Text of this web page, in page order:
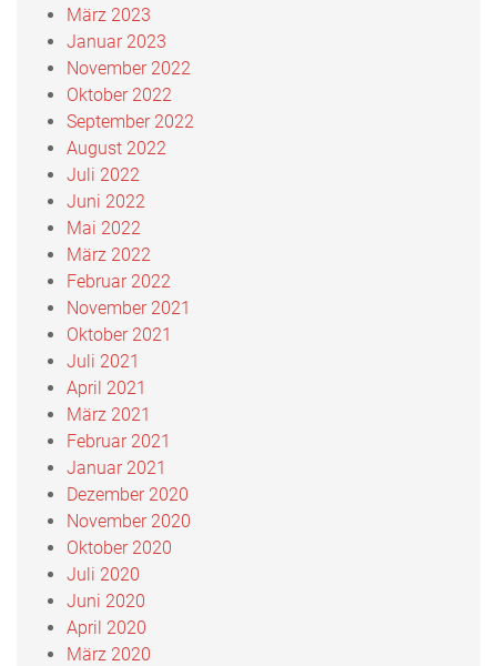
März 2023
Januar 2023
November 2022
Oktober 2022
September 2022
August 2022
Juli 2022
Juni 2022
Mai 2022
März 2022
Februar 2022
November 2021
Oktober 2021
Juli 2021
April 2021
März 2021
Februar 2021
Januar 2021
Dezember 2020
November 2020
Oktober 2020
Juli 2020
Juni 2020
April 2020
März 2020